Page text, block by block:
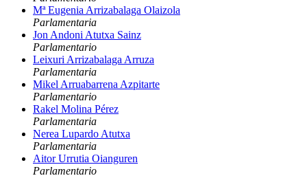
Mª Eugenia Arrizabalaga Olaizola
Parlamentaria
Jon Andoni Atutxa Sainz
Parlamentario
Leixuri Arrizabalaga Arruza
Parlamentaria
Mikel Arruabarrena Azpitarte
Parlamentario
Rakel Molina Pérez
Parlamentaria
Nerea Lupardo Atutxa
Parlamentaria
Aitor Urrutia Oianguren
Parlamentario